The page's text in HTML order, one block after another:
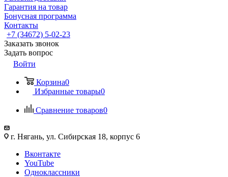
Гарантия на товар
Бонусная программа
Контакты
+7 (34672) 5-02-23
Заказать звонок
Задать вопрос
Войти
Корзина0
Избранные товары0
Сравнение товаров0
г. Нягань, ул. Сибирская 18, корпус 6
Вконтакте
YouTube
Одноклассники